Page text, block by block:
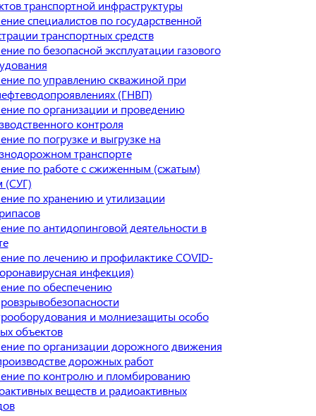
транспортной инфраструктуры
специалистов по государственной
транспортных средств
по безопасной эксплуатации газового
по управлению скважиной при
(ГНВП)
по организации и проведению
контроля
по погрузке и выгрузке на
транспорте
по работе с сжиженным (сжатым)
(СУГ)
по хранению и утилизации
по антидопинговой деятельности в
по лечению и профилактике COVID-
инфекция)
по обеспечению
и молниезащиты особо
объектов
по организации дорожного движения
дорожных работ
по контролю и пломбированию
веществ и радиоактивных